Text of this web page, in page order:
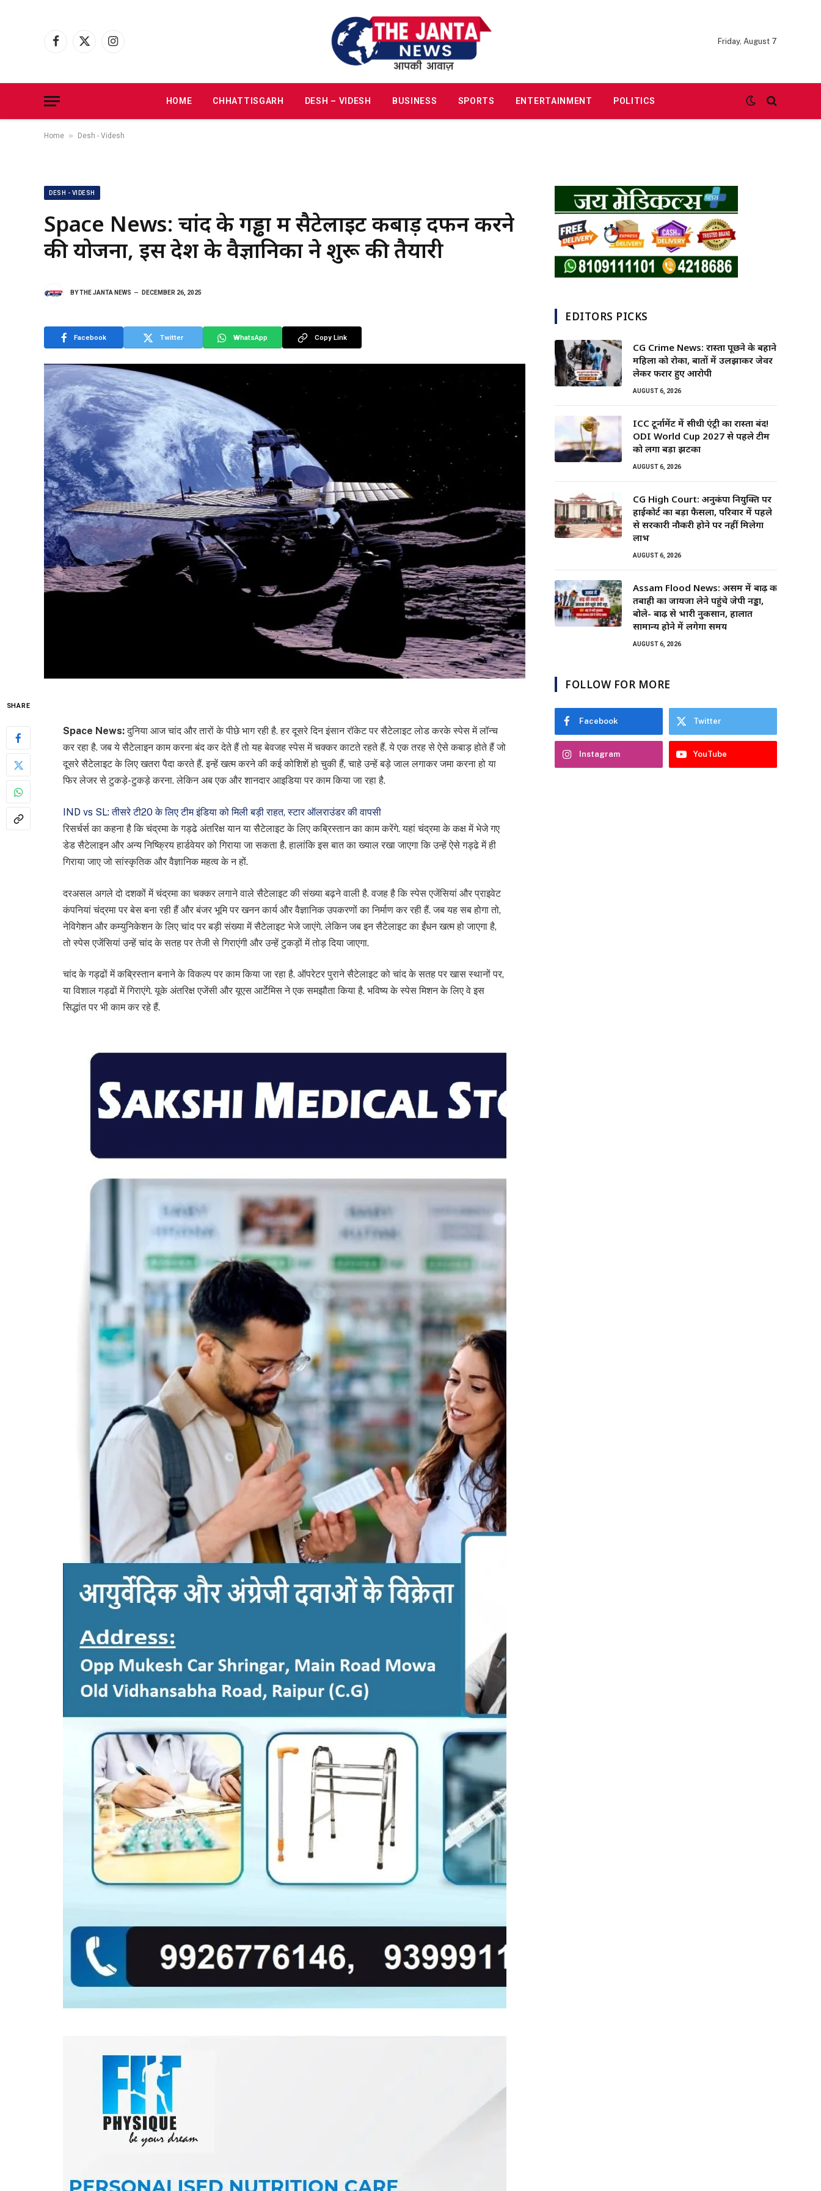
Facebook
X
Instagram
Friday, August 7
HOME CHHATTISGARH DESH – VIDESH BUSINESS SPORTS ENTERTAINMENT POLITICS
Home » Desh - Videsh
DESH - VIDESH
Space News: चांद के गड्ढों में सैटेलाइट कबाड़ दफन करने
की योजना, इस देश के वैज्ञानिकों ने शुरू की तैयारी
BYTHE JANTA NEWS DECEMBER 26, 2025
Facebook Twitter WhatsApp Copy Link
SHARE
Space News:दुनिया आज चांद और तारों के पीछे भाग रही है. हर दूसरे दिन इंसान रॉकेट पर सैटेलाइट लोड करके स्पेस में लॉन्च
कर रहा है. जब ये सैटेलाइन काम करना बंद कर देते हैं तो यह बेवजह स्पेस में चक्कर काटते रहते हैं. ये एक तरह से ऐसे कबाड़ होते हैं जो
दूसरे सैटेलाइट के लिए खतरा पैदा करते हैं. इन्हें खत्म करने की कई कोशिशें हो चुकी हैं, चाहे उन्हें बड़े जाल लगाकर जमा करना हो या
फिर लेजर से टुकड़े-टुकड़े करना. लेकिन अब एक और शानदार आइडिया पर काम किया जा रहा है.
IND vs SL: तीसरे टी20 के लिए टीम इंडिया को मिली बड़ी राहत, स्टार ऑलराउंडर की वापसी
रिसर्चर्स का कहना है कि चंद्रमा के गड्ढे अंतरिक्ष यान या सैटेलाइट के लिए कब्रिस्तान का काम करेंगे. यहां चंद्रमा के कक्ष में भेजे गए
डेड सैटेलाइन और अन्य निष्क्रिय हार्डवेयर को गिराया जा सकता है. हालांकि इस बात का ख्याल रखा जाएगा कि उन्हें ऐसे गड्ढे में ही
गिराया जाए जो सांस्कृतिक और वैज्ञानिक महत्व के न हों.
दरअसल अगले दो दशकों में चंद्रमा का चक्कर लगाने वाले सैटेलाइट की संख्या बढ़ने वाली है. वजह है कि स्पेस एजेंसियां ​​और प्राइवेट
कंपनियां चंद्रमा पर बेस बना रही हैं और बंजर भूमि पर खनन कार्य और वैज्ञानिक उपकरणों का निर्माण कर रही हैं. जब यह सब होगा तो,
नेविगेशन और कम्युनिकेशन के लिए चांद पर बड़ी संख्या में सैटेलाइट भेजे जाएंगे. लेकिन जब इन सैटेलाइट का ईंधन खत्म हो जाएगा है,
तो स्पेस एजेंसियां उन्हें चांद के सतह पर तेजी से गिराएंगी और उन्हें टुकड़ों में तोड़ दिया जाएगा.
चांद के गड्ढों में कब्रिस्तान बनाने के विकल्प पर काम किया जा रहा है. ऑपरेटर पुराने सैटेलाइट को चांद के सतह पर खास स्थानों पर,
या विशाल गड्ढों में गिराएंगे. यूके अंतरिक्ष एजेंसी और यूएस आर्टेमिस ने एक समझौता किया है. भविष्य के स्पेस मिशन के लिए वे इस
सिद्धांत पर भी काम कर रहे हैं.
EDITORS PICKS
CG Crime News: रास्ता पूछने के बहाने
महिला को रोका, बातों में उलझाकर जेवर
लेकर फरार हुए आरोपी
AUGUST 6, 2026
ICC टूर्नामेंट में सीधी एंट्री का रास्ता बंद!
ODI World Cup 2027 से पहले टीम
को लगा बड़ा झटका
AUGUST 6, 2026
CG High Court: अनुकंपा नियुक्ति पर
हाईकोर्ट का बड़ा फैसला, परिवार में पहले
से सरकारी नौकरी होने पर नहीं मिलेगा
लाभ
AUGUST 6, 2026
Assam Flood News: असम में बाढ़ की
तबाही का जायजा लेने पहुंचे जेपी नड्डा,
बोले- बाढ़ से भारी नुकसान, हालात
सामान्य होने में लगेगा समय
AUGUST 6, 2026
FOLLOW FOR MORE
Facebook Twitter
Instagram YouTube